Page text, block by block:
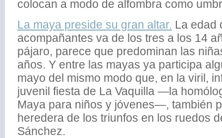
colocan a modo de alfombra como
La maya preside su gran altar. La edad
acompañantes va de los tres a los 14
pájaro, parece que predominan las
años. Y entre las mayas ya participa
mayo del mismo modo que, en la viril,
juvenil fiesta de La Vaquilla —la
Maya para niños y jóvenes—, también
heredera de los triunfos en los ruedos
Sánchez.